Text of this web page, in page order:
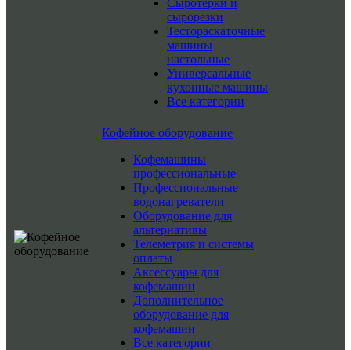
Сыротерки и
сырорезки
Тестораскаточные
машины
настольные
Универсальные
кухонные машины
Все категории
Кофейное оборудование
Кофемашины
профессиональные
Профессиональные
водонагреватели
Оборудование для
альтернативы
Телеметрия и системы
оплаты
Аксессуары для
кофемашин
Дополнительное
оборудование для
кофемашин
Все категории